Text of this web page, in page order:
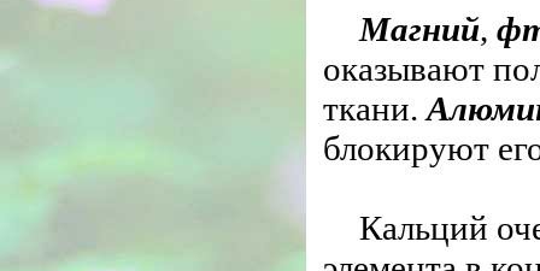
Магний,
оказывают
ткани.
блокируют
Кальций